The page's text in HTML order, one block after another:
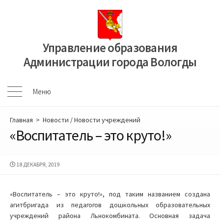
Управление образования
Администрации города Вологды
Меню
Меню
Главная > Новости /Новости учреждений
«Воспитатель – это круто!»
ДАТА
18 ДЕКАБРЯ, 2019
«Воспитатель – это круто!», под таким названием создана
агитбригада из педагогов дошкольных образовательных
учреждений района Льнокомбината. Основная задача